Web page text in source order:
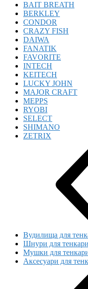
BAIT BREATH
BERKLEY
CONDOR
CRAZY FISH
DAIWA
FANATIK
FAVORITE
INTECH
KEITECH
LUCKY JOHN
MAJOR CRAFT
MEPPS
RYOBI
SELECT
SHIMANO
ZETRIX
Вудилища для
Шнури для тенкари
Мушки для
Аксесуари для